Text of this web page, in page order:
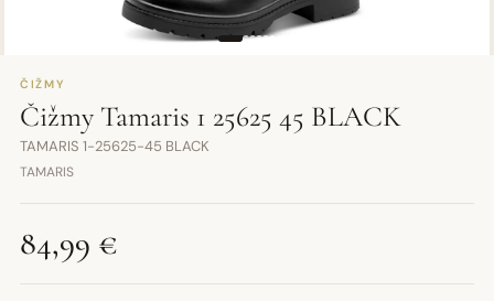
ČIŽMY
Čižmy Tamaris 1 25625 45 BLACK
TAMARIS 1-25625-45 BLACK
TAMARIS
84,99 €